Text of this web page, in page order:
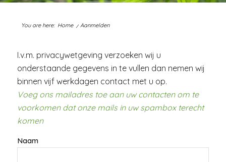
You are here: Home / Aanmelden
I.v.m. privacywetgeving verzoeken wij u
onderstaande gegevens in te vullen dan nemen wij
binnen vijf werkdagen contact met u op.
Voeg ons mailadres toe aan uw contacten om te
voorkomen dat onze mails in uw spambox terecht
komen
Naam